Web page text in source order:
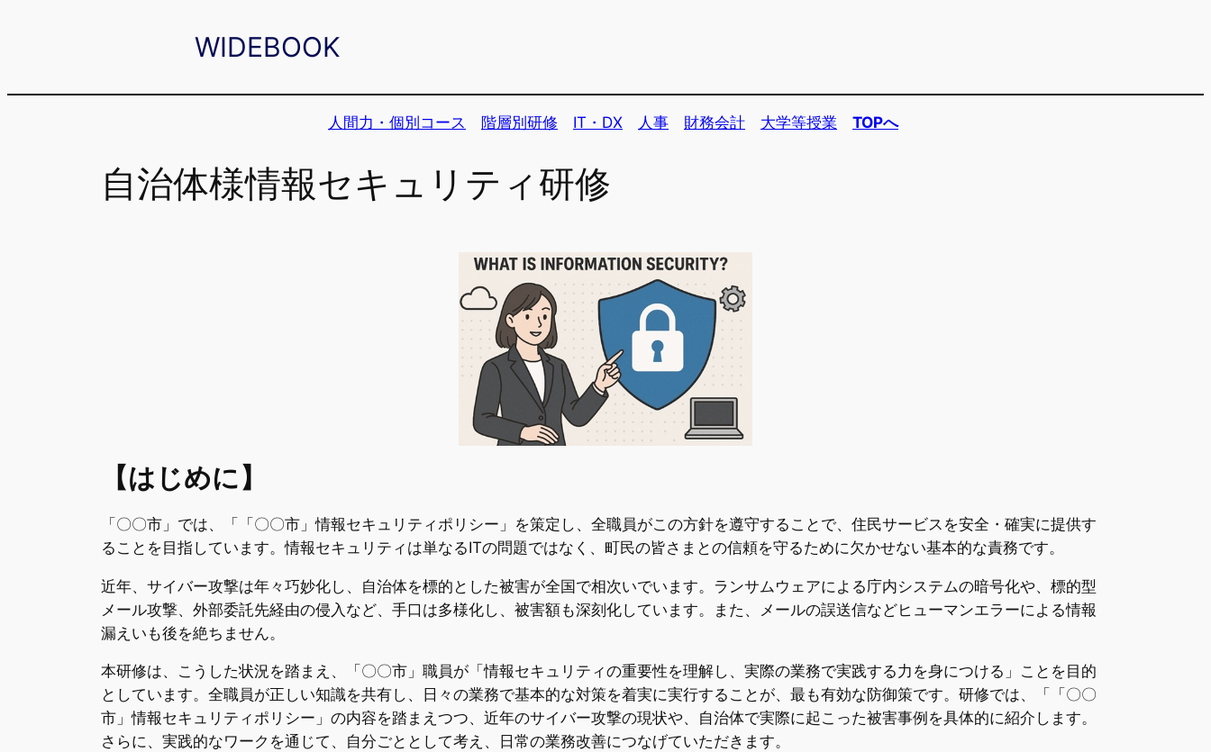
WIDEBOOK
人間力・個別コース 階層別研修 IT・DX 人事 財務会計 大学等授業 TOPへ
自治体様情報セキュリティ研修
【はじめに】
「〇〇市」では、「「〇〇市」情報セキュリティポリシー」を策定し、全職員がこの方針を遵守することで、住民サービスを安全・確実に提供す
ることを目指しています。情報セキュリティは単なるITの問題ではなく、町民の皆さまとの信頼を守るために欠かせない基本的な責務です。
近年、サイバー攻撃は年々巧妙化し、自治体を標的とした被害が全国で相次いでいます。ランサムウェアによる庁内システムの暗号化や、標的型
メール攻撃、外部委託先経由の侵入など、手口は多様化し、被害額も深刻化しています。また、メールの誤送信などヒューマンエラーによる情報
漏えいも後を絶ちません。
本研修は、こうした状況を踏まえ、「〇〇市」職員が「情報セキュリティの重要性を理解し、実際の業務で実践する力を身につける」ことを目的
としています。全職員が正しい知識を共有し、日々の業務で基本的な対策を着実に実行することが、最も有効な防御策です。研修では、「「〇〇
市」情報セキュリティポリシー」の内容を踏まえつつ、近年のサイバー攻撃の現状や、自治体で実際に起こった被害事例を具体的に紹介します。
さらに、実践的なワークを通じて、自分ごととして考え、日常の業務改善につなげていただきます。